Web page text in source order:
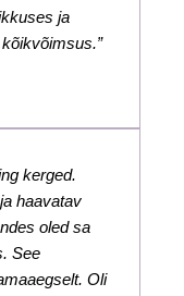
ja
kerged.
haavatav
oled sa
See
Oli